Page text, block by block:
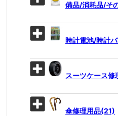
備品/消耗品/そ
時計電池/時計
スーツケース
傘修理用品(21)